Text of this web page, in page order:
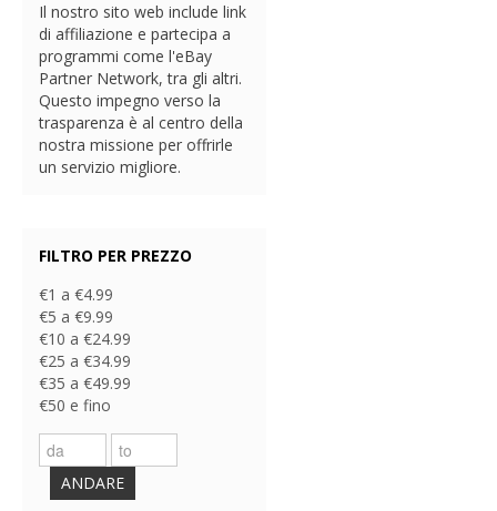
Il nostro sito web include link
di affiliazione e partecipa a
programmi come l'eBay
Partner Network, tra gli altri.
Questo impegno verso la
trasparenza è al centro della
nostra missione per offrirle
un servizio migliore.
FILTRO PER PREZZO
€1 a €4.99
€5 a €9.99
€10 a €24.99
€25 a €34.99
€35 a €49.99
€50 e fino
ANDARE